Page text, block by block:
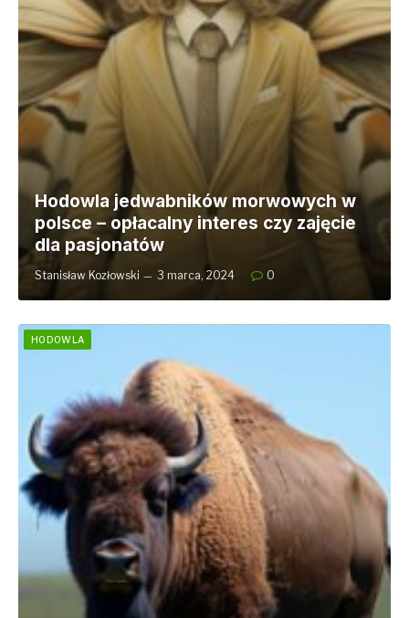
Hodowla jedwabników morwowych w
polsce – opłacalny interes czy zajęcie
dla pasjonatów
Stanisław Kozłowski 3 marca, 2024 0
HODOWLA